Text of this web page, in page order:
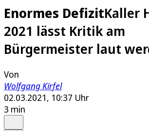
Enormes DefizitKaller
2021 lässt Kritik am
Bürgermeister laut
Von
Wolfgang Kirfel
02.03.2021, 10:37 Uhr
3 min